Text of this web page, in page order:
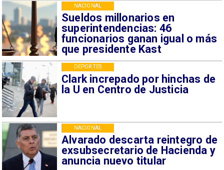
Sueldos millonarios en
superintendencias: 46
funcionarios ganan igual o más
que presidente Kast
NACIONAL
Clark increpado por hinchas de
la U en Centro de Justicia
DEPORTES
Alvarado descarta reintegro de
exsubsecretario de Hacienda y
anuncia nuevo titular
NACIONAL